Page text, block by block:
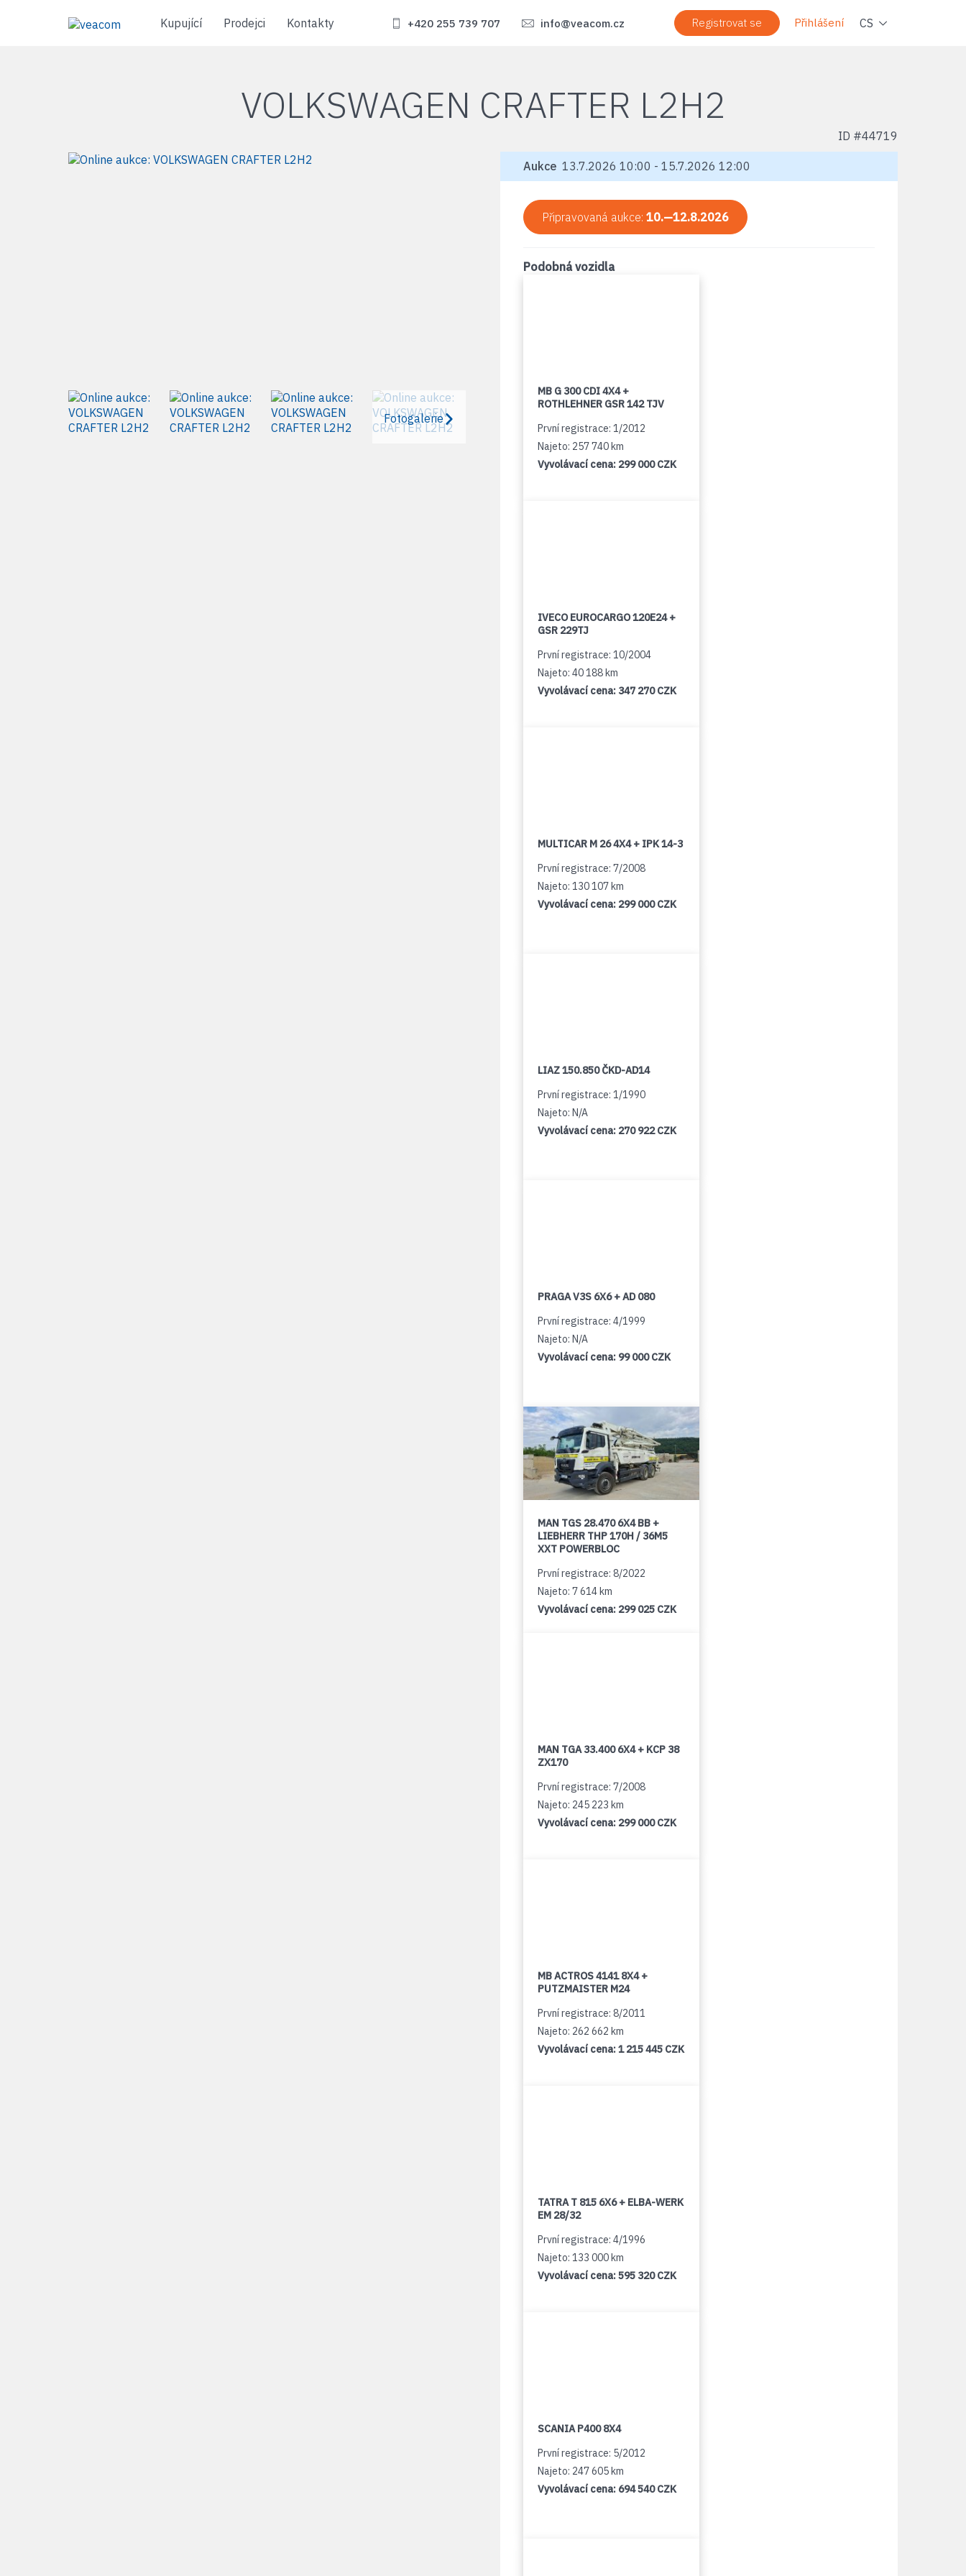
Kupující Prodejci Kontakty Registrovat se Přihlášení
+420 255 739 707 info@veacom.cz CS
VOLKSWAGEN CRAFTER L2H2
ID #44719
Fotogalerie
Aukce 13.7.2026 10:00 - 15.7.2026 12:00
Připravovaná aukce: 10.—12.8.2026
Podobná vozidla
MB G 300 CDI 4X4 +
ROTHLEHNER GSR 142 TJV
První registrace: 1/2012
Najeto: 257 740 km
Vyvolávací cena: 299 000 CZK
IVECO EUROCARGO 120E24 +
GSR 229TJ
První registrace: 10/2004
Najeto: 40 188 km
Vyvolávací cena: 347 270 CZK
MULTICAR M 26 4X4 + IPK 14-3
První registrace: 7/2008
Najeto: 130 107 km
Vyvolávací cena: 299 000 CZK
LIAZ 150.850 ČKD-AD14
První registrace: 1/1990
Najeto: N/A
Vyvolávací cena: 270 922 CZK
PRAGA V3S 6X6 + AD 080
První registrace: 4/1999
Najeto: N/A
Vyvolávací cena: 99 000 CZK
MAN TGS 28.470 6X4 BB +
LIEBHERR THP 170H / 36M5
XXT POWERBLOC
První registrace: 8/2022
Najeto: 7 614 km
Vyvolávací cena: 299 025 CZK
MAN TGA 33.400 6X4 + KCP 38
ZX170
První registrace: 7/2008
Najeto: 245 223 km
Vyvolávací cena: 299 000 CZK
MB ACTROS 4141 8X4 +
PUTZMAISTER M24
První registrace: 8/2011
Najeto: 262 662 km
Vyvolávací cena:1 215 445 CZK
TATRA T 815 6X6 + ELBA-WERK
EM 28/32
První registrace: 4/1996
Najeto: 133 000 km
Vyvolávací cena:595 320 CZK
SCANIA P400 8X4
První registrace: 5/2012
Najeto: 247 605 km
Vyvolávací cena: 694 540 CZK